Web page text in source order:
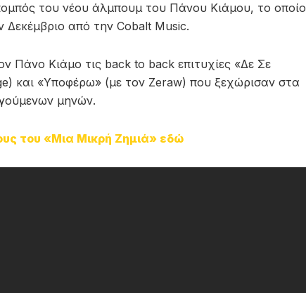
του νέου άλμπουμ του Πάνου Κιάμου, το οποίο
Δεκέμβριο από την Cobalt Music.
Πάνο Κιάμο τις back to back επιτυχίες «Δε Σε
και «Υποφέρω» (με τον Zeraw) που ξεχώρισαν στα
μηνών.
του «Μια Μικρή Ζημιά» εδώ